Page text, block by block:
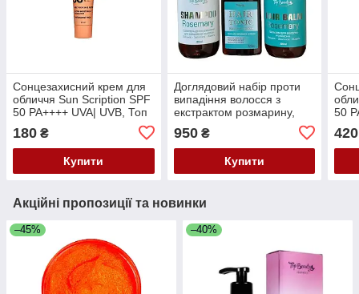
Сонцезахисний крем для
обличчя Sun Scription SPF
50 PA++++ UVA| UVB, Топ
180 ₴
Купити
Доглядовий набір проти
випадіння волосся з
екстрактом розмарину,
спрей Top Beauty, Топ
Б'юті
950₴
Купити
50
420
Акційні пропозиції та новинки
–45% –40%